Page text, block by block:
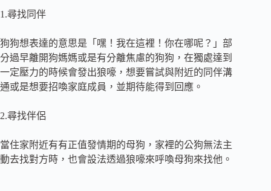
1.尋找同伴
狗狗想表達的意思是「嘿！我在這裡！你在哪呢？」部
分過早離開狗媽媽或是有分離焦慮的狗狗，在獨處達到
一定壓力的時候會發出狼嚎，想要嘗試與附近的同伴溝
通或是想要招喚家庭成員，並期待能得到回應。
2.尋找伴侶
當住家附近有有正值發情期的母狗，家裡的公狗無法主
動去找對方時，也會設法透過狼嚎來呼喚母狗來找他。